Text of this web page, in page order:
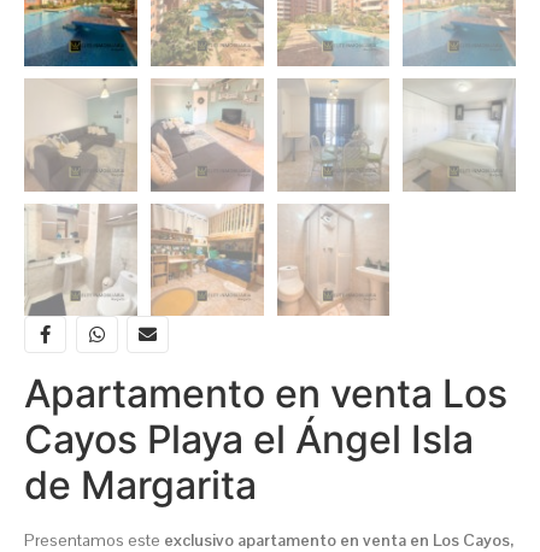
Apartamento en venta Los
Cayos Playa el Ángel Isla
de Margarita
Presentamos este exclusivo apartamento en venta en Los Cayos,